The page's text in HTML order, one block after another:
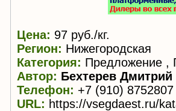
Цена: 97 руб./кг.
Регион: Нижегородская
Категория: Предложение ,
Автор: Бехтерев Дмитрий
Телефон: +7 (910) 8752807
URL: https://vsegdaest.ru/